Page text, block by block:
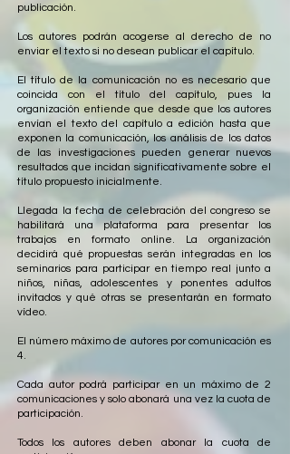
publicación.
Los autores podrán acogerse al derecho de no
enviar el texto si no desean publicar el capítulo.
El título de la comunicación no es necesario que
coincida con el título del capítulo, pues la
organización entiende que desde que los autores
envían el texto del capítulo a edición hasta que
exponen la comunicación, los análisis de los datos
de las investigaciones pueden generar nuevos
resultados que incidan significativamente sobre el
título propuesto inicialmente.
Llegada la fecha de celebración del congreso se
habilitará una plataforma para presentar los
trabajos en formato online. La organización
decidirá qué propuestas serán integradas en los
seminarios para participar en tiempo real junto a
niños, niñas, adolescentes y ponentes adultos
invitados y qué otras se presentarán en formato
vídeo.
El número máximo de autores por comunicación es
4.
Cada autor podrá participar en un máximo de 2
comunicaciones y solo abonará una vez la cuota de
participación.
Todos los autores deben abonar la cuota de